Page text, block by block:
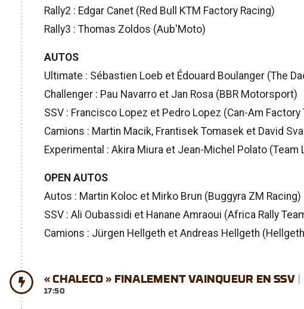
Rally2 : Edgar Canet (Red Bull KTM Factory Racing)
Rally3 : Thomas Zoldos (Aub'Moto)
AUTOS
Ultimate : Sébastien Loeb et Édouard Boulanger (The
Challenger : Pau Navarro et Jan Rosa (BBR Motorsport)
SSV : Francisco Lopez et Pedro Lopez (Can-Am Factory
Camions : Martin Macik, Frantisek Tomasek et David
Experimental : Akira Miura et Jean-Michel Polato (Team
OPEN AUTOS
Autos : Martin Koloc et Mirko Brun (Buggyra ZM Racing)
SSV : Ali Oubassidi et Hanane Amraoui (Africa Rally
Camions : Jürgen Hellgeth et Andreas Hellgeth
« CHALECO » FINALEMENT VAINQUEUR EN SSV |
17:50